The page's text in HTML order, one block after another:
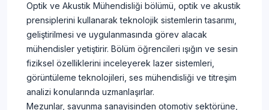
Optik ve Akustik Mühendisliği bölümü, optik ve akustik
prensiplerini kullanarak teknolojik sistemlerin tasarımı,
geliştirilmesi ve uygulanmasında görev alacak
mühendisler yetiştirir. Bölüm öğrencileri ışığın ve sesin
fiziksel özelliklerini inceleyerek lazer sistemleri,
görüntüleme teknolojileri, ses mühendisliği ve titreşim
analizi konularında uzmanlaşırlar.
Mezunlar, savunma sanayisinden otomotiv sektörüne,